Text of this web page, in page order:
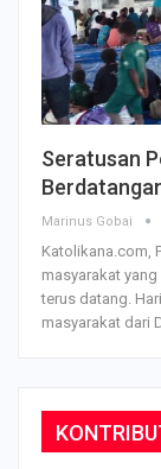
Seratusan
Marinus Gobai
Katolikana.com,
masyarakat
terus datang.
masyarakat dari